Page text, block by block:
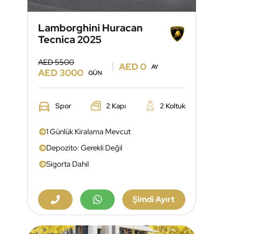
Lamborghini Huracan
Tecnica 2025
AED 5500
AED 3000 GÜN
AED 0 AY
Spor 2 Kapı 2 Koltuk
1 Günlük Kiralama Mevcut
Depozito: Gerekli Değil
Sigorta Dahil
Şimdi Ayırt